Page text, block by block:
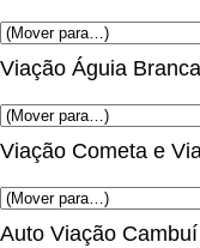
Viação Águia Branca
Viação Cometa e
Auto Viação Cambuí